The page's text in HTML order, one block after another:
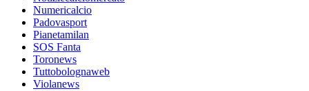
Numericalcio
Padovasport
Pianetamilan
SOS Fanta
Toronews
Tuttobolognaweb
Violanews